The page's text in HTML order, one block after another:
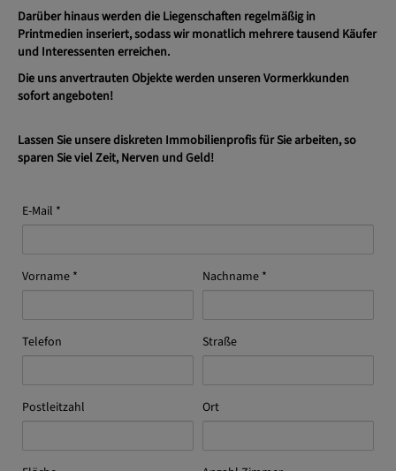
Darüber hinaus werden die Liegenschaften regelmäßig in
Printmedien inseriert, sodass wir monatlich mehrere tausend Käufer
und Interessenten erreichen.
Die uns anvertrauten Objekte werden unseren Vormerkkunden
sofort angeboten!
Lassen Sie unsere diskreten Immobilienprofis für Sie arbeiten, so
sparen Sie viel Zeit, Nerven und Geld!
E-Mail
Vorname Nachname
Telefon Straße
Postleitzahl Ort